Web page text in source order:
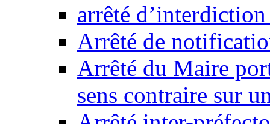
arrêté
Arrêté de
Arrêté du Maire
sens contraire sur